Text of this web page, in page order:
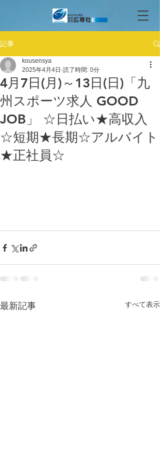
記事
4月7日(月)～13日(日)「九
州スポーツ求人 GOOD
JOB」 ☆日払い★高収入
☆短期★長期☆アルバイト
★正社員☆
kousensya
2025年4月4日 読了時間: 0分
最新記事 すべて表示